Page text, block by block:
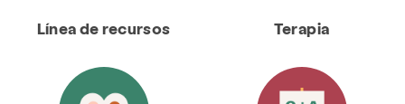
Línea de recursos Terapia